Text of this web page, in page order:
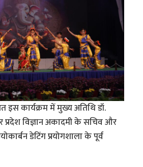
इस कार्यक्रम में मुख्य अतिथि डॉ.
प्रदेश विज्ञान अकादमी के सचिव और
डेटिंग प्रयोगशाला के पूर्व